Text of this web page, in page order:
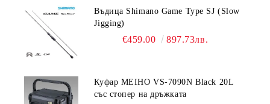
Въдица Shimano Game Type SJ (Slow
Jigging)
€459.00 897.73лв.
Куфар MEIHO VS-7090N Black 20L
със стопер на дръжката